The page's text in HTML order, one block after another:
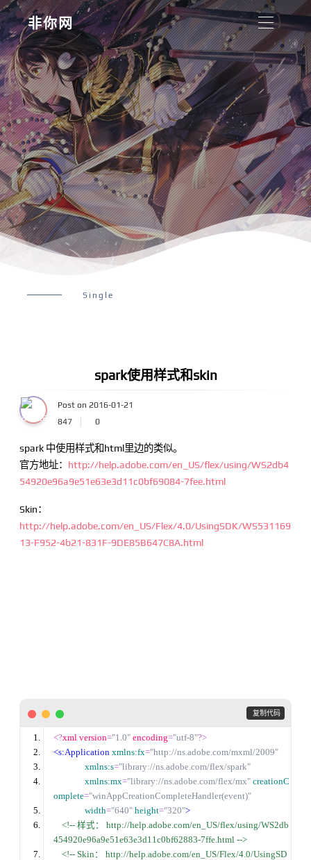
非你网
Single
spark使用样式和skin
Post on 2016-01-21
847
0
spark 中使用样式和html里边的类似。
官方地址： http://help.adobe.com/en_US/flex/using/WS2db4
54920e96a9e51e63e3d11c0bf69084-7fee.html
Skin：
http://help.adobe.com/en_US/Flex/4.0/UsingSDK/WS531169
13-F952-4b21-831F-9DE85B647C8A.html
复制代码
<?xml version="1.0" encoding="utf-8"?>
<s:Application xmlns:fx="http://ns.adobe.com/mxml/2009"
xmlns:s="library://ns.adobe.com/flex/spark"
xmlns:mx="library://ns.adobe.com/flex/mx" creationC
omplete="winAppCreationCompleteHandler(event)"
width="640" height="320">
<!-- 样式： http://help.adobe.com/en_US/flex/using/WS2db
454920e96a9e51e63e3d11c0bf62883-7ffe.html -->
<!-- Skin： http://help.adobe.com/en_US/Flex/4.0/UsingSD